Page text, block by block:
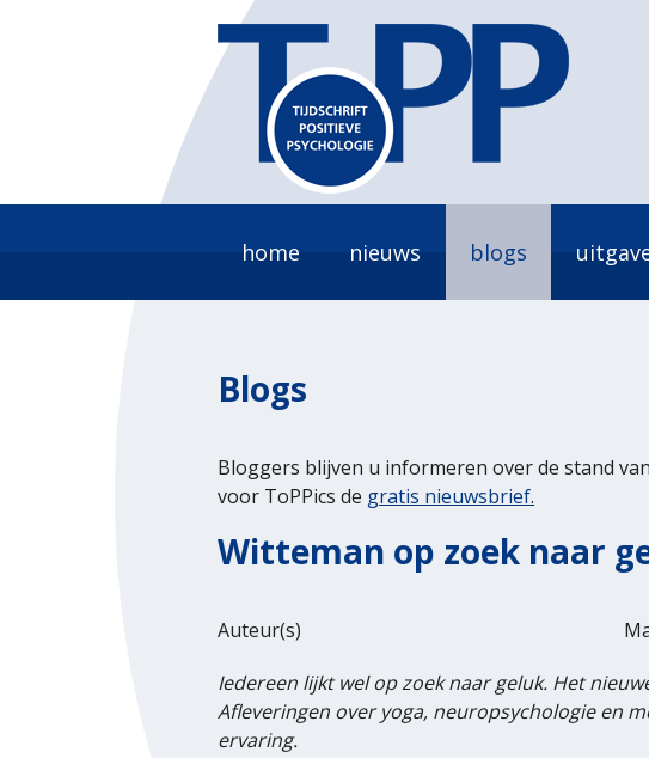
home nieuws blogs
Blogs
Bloggers blijven u informeren over de stand
voor ToPPics de gratis nieuwsbrief.
Witteman op zoek naar
Auteur(s)
Iedereen lijkt wel op zoek naar geluk. Het
Afleveringen over yoga, neuropsychologie en
ervaring.